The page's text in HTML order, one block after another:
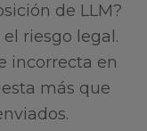
de LLM?
riesgo legal.
incorrecta en
más que